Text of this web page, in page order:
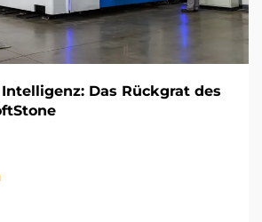
Das Rückgrat des